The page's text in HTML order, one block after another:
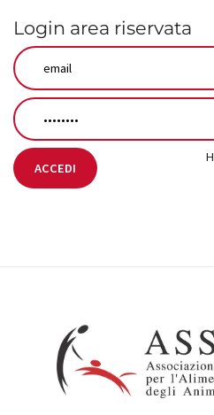
Login area riservata
ACCEDI